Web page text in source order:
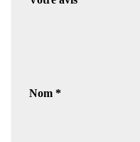
Nom *